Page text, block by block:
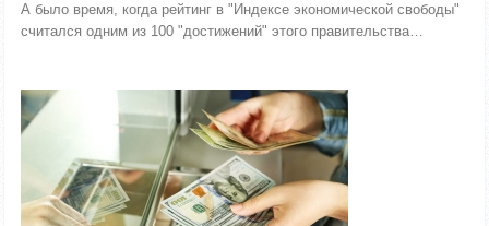
А было время, когда рейтинг в "Индексе экономической свободы"
считался одним из 100 "достижений" этого правительства…